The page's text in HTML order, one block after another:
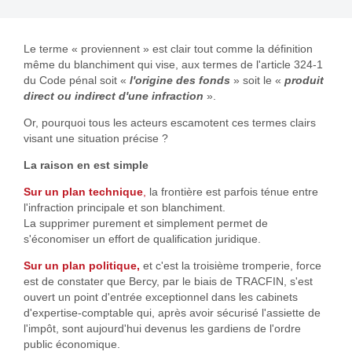
Le terme « proviennent » est clair tout comme la définition
même du blanchiment qui vise, aux termes de l'article 324-1
du Code pénal soit « l'origine des fonds » soit le « produit
direct ou indirect d'une infraction ».
Or, pourquoi tous les acteurs escamotent ces termes clairs
visant une situation précise ?
La raison en est simple
Sur un plan technique la frontière est parfois ténue entre
l'infraction principale et son blanchiment.
La supprimer purement et simplement permet de
s'économiser un effort de qualification juridique.
Sur un plan politique, et c'est la troisième tromperie, force
est de constater que Bercy, par le biais de TRACFIN, s'est
ouvert un point d'entrée exceptionnel dans les cabinets
d'expertise-comptable qui, après avoir sécurisé l'assiette de
l'impôt, sont aujourd'hui devenus les gardiens de l'ordre
public économique.